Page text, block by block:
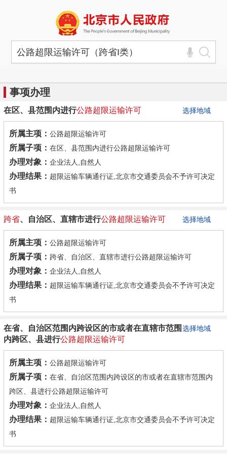
事项办理
选择地域
在区、县范围内进行公路超限运输许可
所属主项： 公路超限运输许可
所属子项： 在区、县范围内进行公路超限运输许可
办理对象： 企业法人,自然人
办理结果： 超限运输车辆通行证,北京市交通委员会不予许可决定
书
选择地域
跨省、自治区、直辖市进行公路超限运输许可
所属主项： 公路超限运输许可
所属子项： 跨省、自治区、直辖市进行公路超限运输许可
办理对象： 企业法人,自然人
办理结果： 超限运输车辆通行证,北京市交通委员会不予许可决定
书
选择地域
在省、自治区范围内跨设区的市或者在直辖市范围
内跨区、县进行公路超限运输许可
所属主项： 公路超限运输许可
所属子项： 在省、自治区范围内跨设区的市或者在直辖市范围内
跨区、县进行公路超限运输许可
办理对象： 企业法人,自然人
办理结果： 超限运输车辆通行证,北京市交通委员会不予许可决定
书